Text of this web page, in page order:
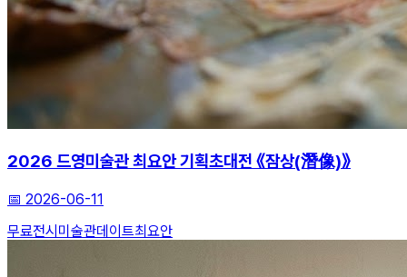
2026 드영미술관 최요안 기획초대전 《잠상(潛像)》
📅 2026-06-11
무료전시 미술관데이트최요안